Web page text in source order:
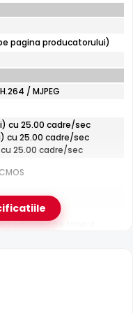
de iluminare
la
urile IR sunt
pagina producatorului)
/ MJPEG
cu 25.00 cadre/sec
cu 25.00 cadre/sec
25.00 cadre/sec
pe timpul